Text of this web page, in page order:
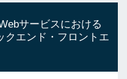
サービスにおける
クエンド・フロントエ